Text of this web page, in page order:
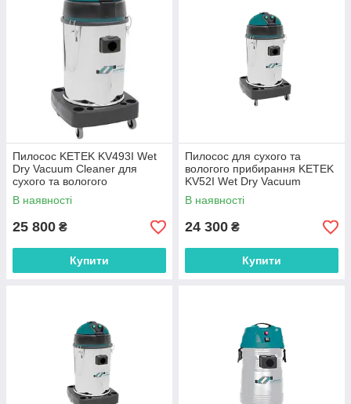
Пилосос KETEK KV493I Wet
Dry Vacuum Cleaner для
сухого та вологого
прибирання з трьома
турбінами
В наявності
25 800 ₴
Купити
Пилосос для сухого та
вологого прибирання KETEK
KV52I Wet Dry Vacuum
Cleaner
В наявності
24 300 ₴
Купити